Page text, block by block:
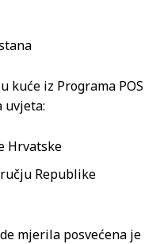
kuće iz Programa POS
uvjeta:
Hrvatske
Republike
mjerila posvećena je